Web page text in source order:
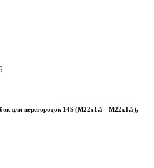
для перегородок 14S (М22x1.5 - М22х1.5),